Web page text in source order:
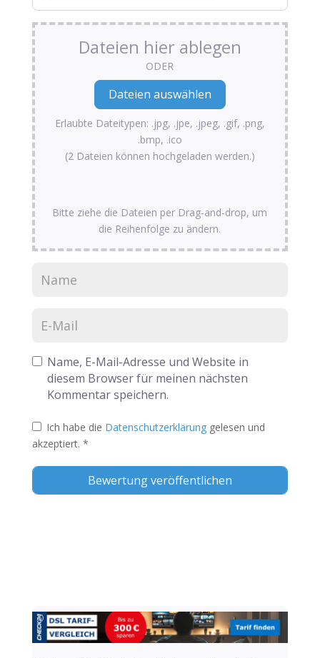
Dateien hier ablegen
ODER
Erlaubte Dateitypen: .jpg, .jpe, .jpeg, .gif, .png,
.bmp, .ico
(2 Dateien können hochgeladen werden.)
Bitte ziehe die Dateien per Drag-and-drop, um
die Reihenfolge zu ändern.
Name, E-Mail-Adresse und Website in
diesem Browser für meinen nächsten
Kommentar speichern.
Ich habe die Datenschutzerklärung gelesen und
akzeptiert. *